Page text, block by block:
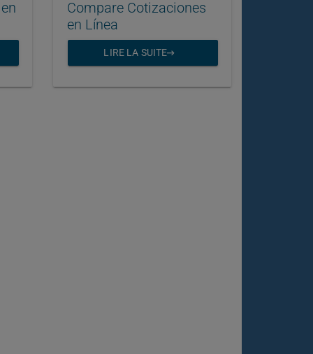
Compare Cotizaciones
en Línea
LIRE LA SUITE